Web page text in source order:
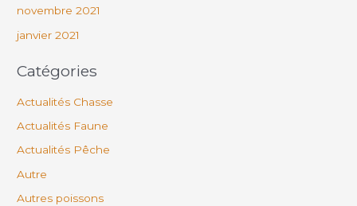
novembre 2021
janvier 2021
Catégories
Actualités Chasse
Actualités Faune
Actualités Pêche
Autre
Autres poissons